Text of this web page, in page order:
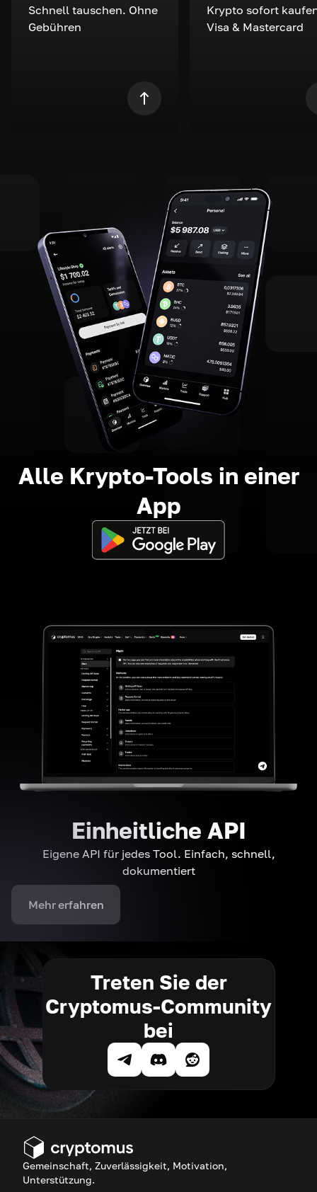
Schnell tauschen. Ohne
Gebühren
Krypto sofort
Visa & Mastercard
Alle Krypto-Tools in einer
App
Einheitliche API
Eigene API für jedes Tool. Einfach, schnell,
dokumentiert
Mehr erfahren
Treten Sie der
Cryptomus-Community
bei
Gemeinschaft, Zuverlässigkeit, Motivation,
Unterstützung.